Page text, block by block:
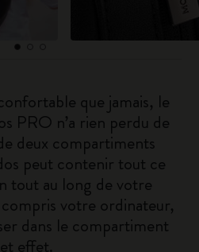
que jamais, le
PRO n’a rien perdu de
deux compartiments
peut contenir tout ce
tout au long de votre
votre ordinateur,
dans le compartiment
effet.